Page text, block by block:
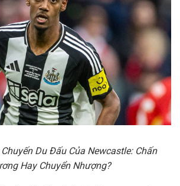
Du Đấu Của Newcastle: Chấn
Hay Chuyển Nhượng?